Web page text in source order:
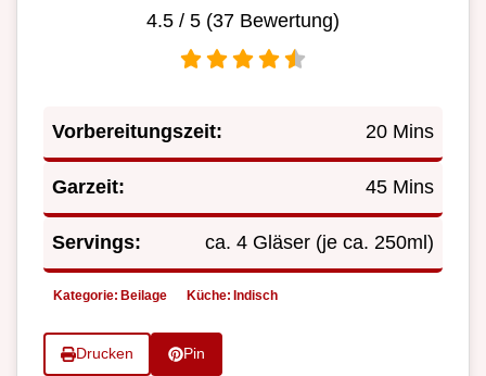
4.5 / 5 (37 Bewertung)
Vorbereitungszeit: 20 Mins
Garzeit: 45 Mins
Servings: ca. 4 Gläser (je ca. 250ml)
Kategorie: Beilage Küche: Indisch
Drucken Pin